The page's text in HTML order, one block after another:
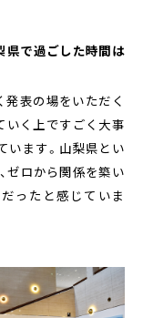
県で過ごした時間は
発表の場をいただく
いく上ですごく大事
います。山梨県とい
ゼロから関係を築い
ったと感じていま